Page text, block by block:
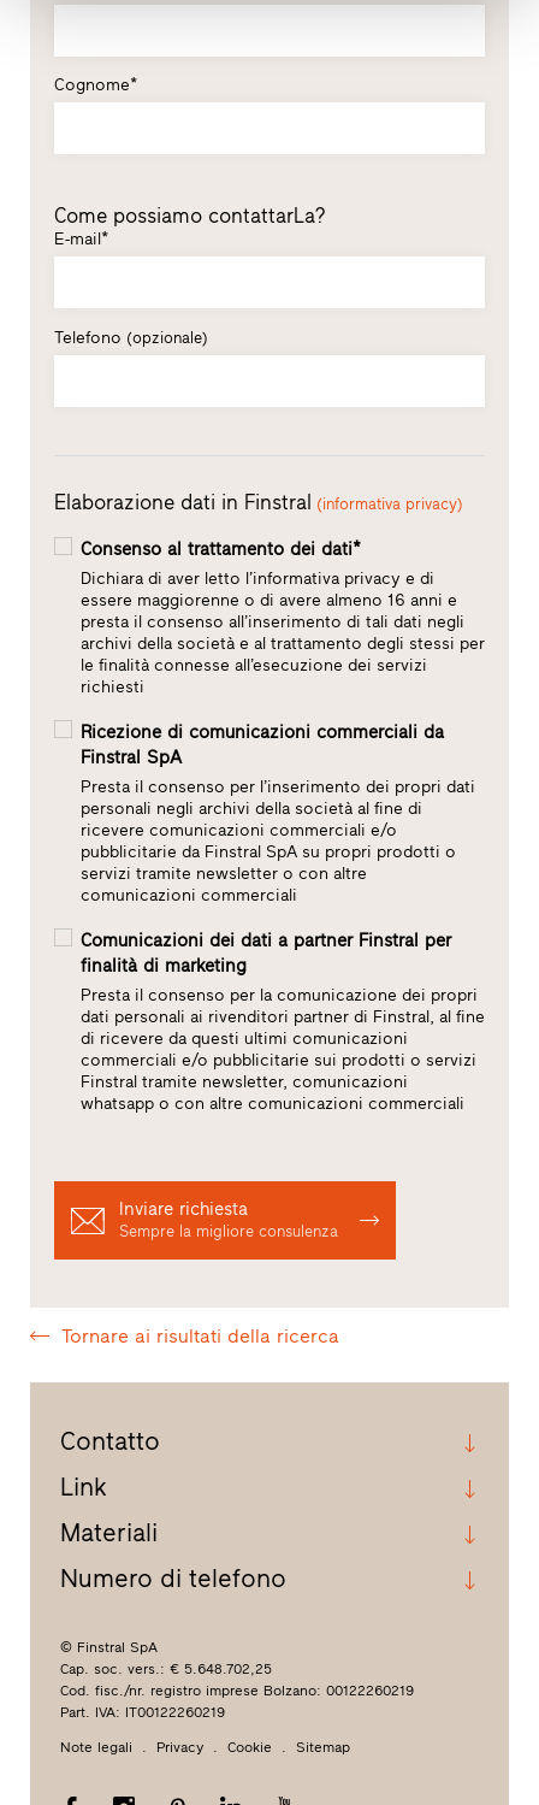
Cognome*
Come possiamo contattarLa?
E-mail*
Telefono (opzionale)
Elaborazione dati in Finstral (informativa privacy)
Consenso al trattamento dei dati*
Dichiara di aver letto l’informativa privacy e di
essere maggiorenne o di avere almeno 16 anni e
presta il consenso all’inserimento di tali dati negli
archivi della società e al trattamento degli stessi per
le finalità connesse all’esecuzione dei servizi
richiesti
Ricezione di comunicazioni commerciali da
Finstral SpA
Presta il consenso per l’inserimento dei propri dati
personali negli archivi della società al fine di
ricevere comunicazioni commerciali e/o
pubblicitarie da Finstral SpA su propri prodotti o
servizi tramite newsletter o con altre
comunicazioni commerciali
Comunicazioni dei dati a partner Finstral per
finalità di marketing
Presta il consenso per la comunicazione dei propri
dati personali ai rivenditori partner di Finstral, al fine
di ricevere da questi ultimi comunicazioni
commerciali e/o pubblicitarie sui prodotti o servizi
Finstral tramite newsletter, comunicazioni
whatsapp o con altre comunicazioni commerciali
Inviare richiesta
Sempre la migliore consulenza
Tornare ai risultati della ricerca
Contatto
Link
Materiali
Numero di telefono
© Finstral SpA
Cap. soc. vers.: € 5.648.702,25
Cod. fisc./nr. registro imprese Bolzano: 00122260219
Part. IVA: IT00122260219
Note legali Privacy Cookie Sitemap